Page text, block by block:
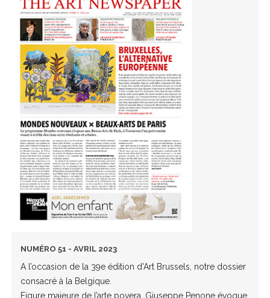
NUMÉRO 51 - AVRIL 2023
A l’occasion de la 39e édition d'Art Brussels, notre dossier
consacré à la Belgique.
Figure majeure de l’arte povera, Giuseppe Penone évoque